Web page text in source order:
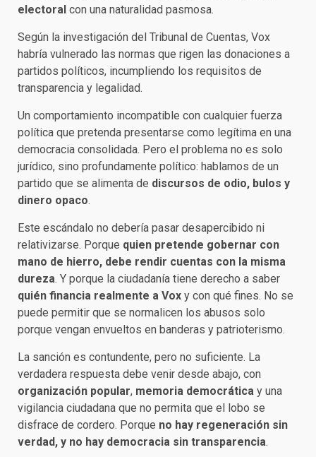
electoral con una naturalidad pasmosa.
Según la investigación del Tribunal de Cuentas, Vox
habría vulnerado las normas que rigen las donaciones a
partidos políticos, incumpliendo los requisitos de
transparencia y legalidad.
Un comportamiento incompatible con cualquier fuerza
política que pretenda presentarse como legítima en una
democracia consolidada. Pero el problema no es solo
jurídico, sino profundamente político: hablamos de un
partido que se alimenta de discursos de odio, bulos y
dinero opaco.
Este escándalo no debería pasar desapercibido ni
relativizarse. Porque quien pretende gobernar con
mano de hierro, debe rendir cuentas con la misma
dureza. Y porque la ciudadanía tiene derecho a saber
quién financia realmente a Vox y con qué fines. No se
puede permitir que se normalicen los abusos solo
porque vengan envueltos en banderas y patrioterismo.
La sanción es contundente, pero no suficiente. La
verdadera respuesta debe venir desde abajo, con
organización popular, memoria democrática y una
vigilancia ciudadana que no permita que el lobo se
disfrace de cordero. Porque no hay regeneración sin
verdad, y no hay democracia sin transparencia.